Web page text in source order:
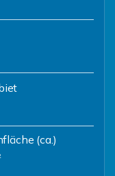
(ca.)